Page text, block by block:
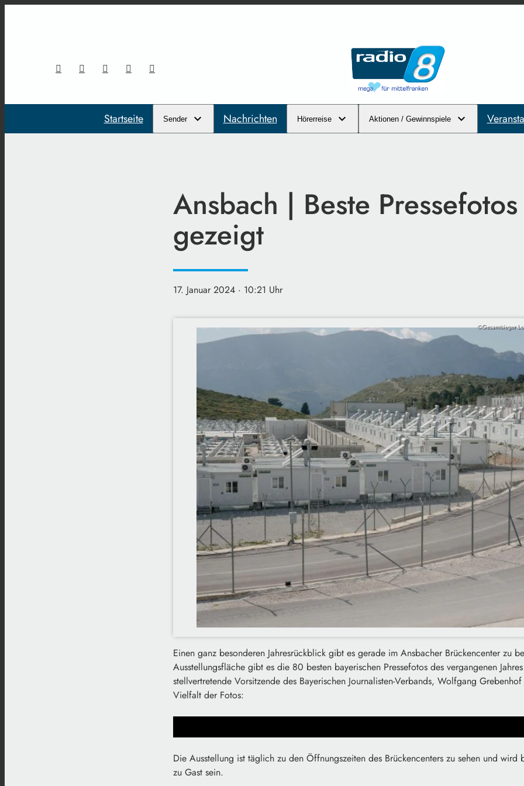
Startseite Sender Nachrichten Hörerreise Aktionen / Gewinnspiele
Ansbach | Beste
gezeigt
17. Januar 2024 · 10:21 Uhr
©Gesamtsieger
Einen ganz besonderen Jahresrückblick gibt es gerade im Ansbacher Brückencenter zu
Ausstellungsfläche gibt es die 80 besten bayerischen Pressefotos des vergangenen
stellvertretende Vorsitzende des Bayerischen Journalisten-Verbands, Wolfgang
Vielfalt der Fotos:
Die Ausstellung ist täglich zu den Öffnungszeiten des Brückencenters zu sehen und wird
zu Gast sein.